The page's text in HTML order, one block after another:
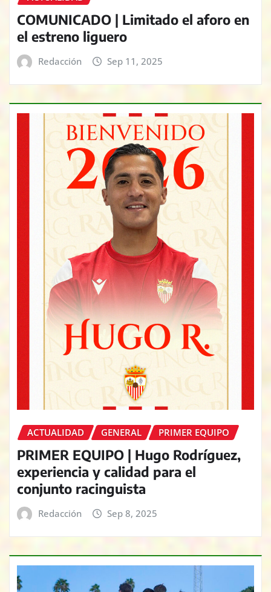
COMUNICADO | Limitado el aforo en
el estreno liguero
Redacción Sep 11, 2025
ACTUALIDAD GENERAL PRIMER EQUIPO
PRIMER EQUIPO | Hugo Rodríguez,
experiencia y calidad para el
conjunto racinguista
Redacción Sep 8, 2025